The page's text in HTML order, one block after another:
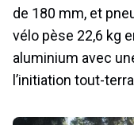
de 180 mm, et
vélo pèse 22,6 kg
aluminium avec
l’initiation tout-